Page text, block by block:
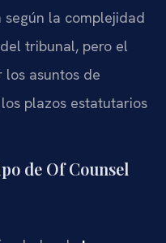
según la complejidad
tribunal, pero el
asuntos de
plazos estatutarios
de Of Counsel